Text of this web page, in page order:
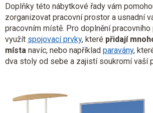
p
r
v
k
y
v
ý
u
Doplňky této nábytkové řady vám
zorganizovat pracovní prostor a usnadní
pracovním místě. Pro doplnění
využít spojovací prvky, které přidají
místa navíc, nebo například paravány,
dva stoly od sebe a zajistí soukromí vaší